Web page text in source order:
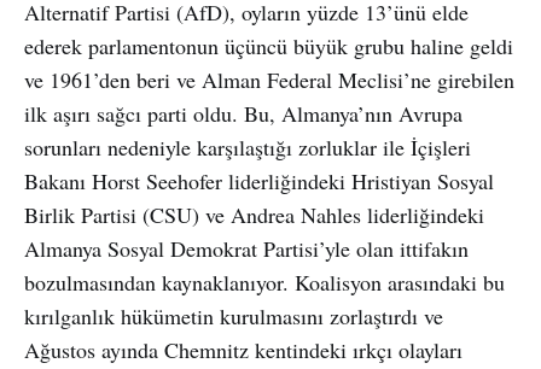
Alternatif Partisi (AfD), oyların yüzde 13’ünü elde
ederek parlamentonun üçüncü büyük grubu haline geldi
ve 1961’den beri ve Alman Federal Meclisi’ne girebilen
ilk aşırı sağcı parti oldu. Bu, Almanya’nın Avrupa
sorunları nedeniyle karşılaştığı zorluklar ile İçişleri
Bakanı Horst Seehofer liderliğindeki Hristiyan Sosyal
Birlik Partisi (CSU) ve Andrea Nahles liderliğindeki
Almanya Sosyal Demokrat Partisi’yle olan ittifakın
bozulmasından kaynaklanıyor. Koalisyon arasındaki bu
kırılganlık hükümetin kurulmasını zorlaştırdı ve
Ağustos ayında Chemnitz kentindeki ırkçı olayları